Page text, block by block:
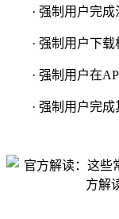
· 强制用户完成
· 强制用户下载
· 强制用户在
· 强制用户完成